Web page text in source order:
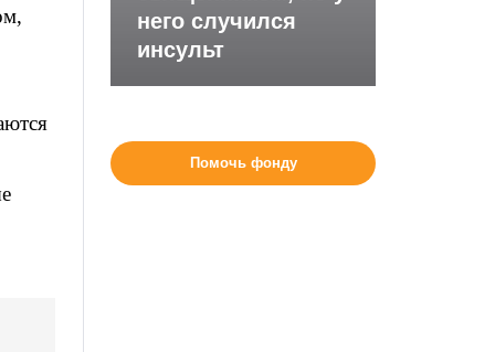
него случился
инсульт
Помочь фонду